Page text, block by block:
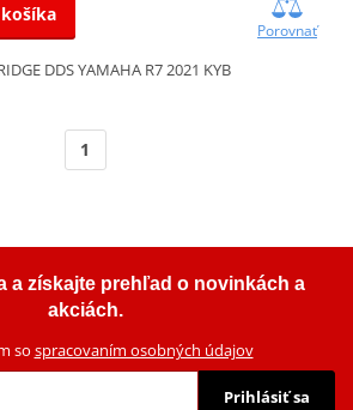
Porovnať
DDS YAMAHA R7 2021 KYB
1
a získajte prehľad o novinkách a
akciách.
so spracovaním osobných údajov
Prihlásiť sa